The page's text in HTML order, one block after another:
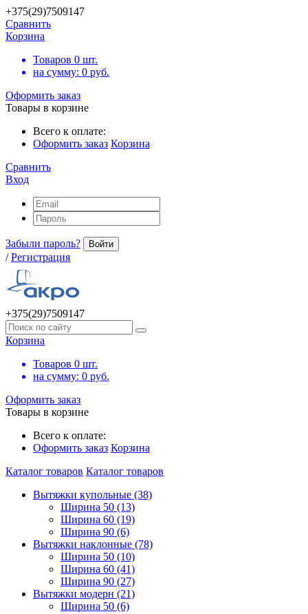
+375(29)7509147
Сравнить
Корзина
Товаров 0 шт.
на сумму: 0 руб.
Оформить заказ
Товары в корзине
Всего к оплате:
Оформить заказ Корзина
Сравнить
Вход
Забыли пароль? Войти
/ Регистрация
+375(29)7509147
Корзина
Товаров 0 шт.
на сумму: 0 руб.
Оформить заказ
Товары в корзине
Всего к оплате:
Оформить заказ Корзина
Каталог товаров Каталог товаров
Вытяжки купольные (38)
Ширина 50 (13)
Ширина 60 (19)
Ширина 90 (6)
Вытяжки наклонные (78)
Ширина 50 (10)
Ширина 60 (41)
Ширина 90 (27)
Вытяжки модерн (21)
Ширина 50 (6)